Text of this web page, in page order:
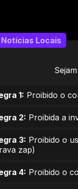
Notícias Locais
1: Proibido o
2: Proibida a
3: Proibido o
zap)
4: Proibido o